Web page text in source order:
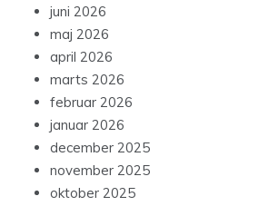
juni 2026
maj 2026
april 2026
marts 2026
februar 2026
januar 2026
december 2025
november 2025
oktober 2025